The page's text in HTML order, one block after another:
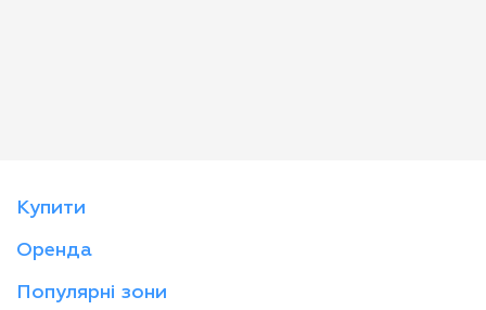
Купити
Оренда
Популярні зони